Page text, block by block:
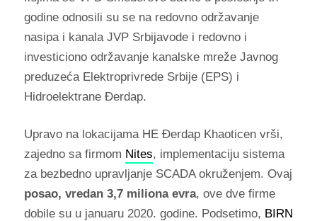
godine odnosili su se na redovno održavanje
nasipa i kanala JVP Srbijavode i redovno i
investiciono održavanje kanalske mreže Javnog
preduzeća Elektroprivrede Srbije (EPS) i
Hidroelektrane Đerdap.
Upravo na lokacijama HE Đerdap Khaoticen vrši,
zajedno sa firmom Nites, implementaciju sistema
za bezbedno upravljanje SCADA okruženjem. Ovaj
posao, vredan 3,7 miliona evra, ove dve firme
dobile su u januaru 2020. godine. Podsetimo, BIRN